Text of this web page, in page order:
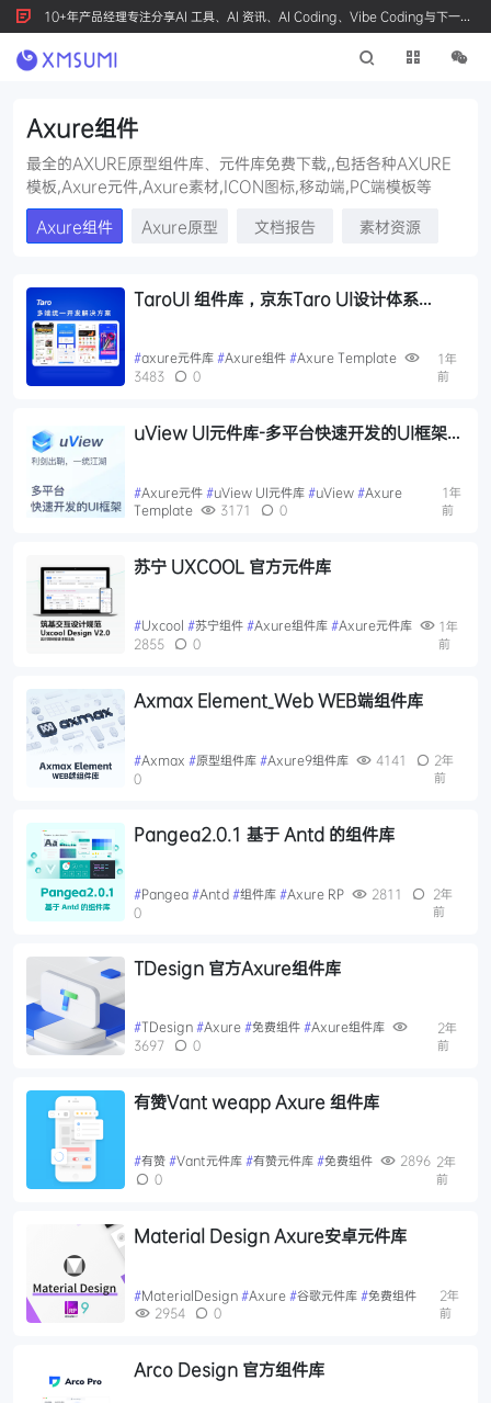
10+年产品经理专注分享AI 工具、AI 资讯、AI Coding、Vibe Coding与下一代
产品创新，按 Ctrl+D 收藏我们
Axure组件
最全的AXURE原型组件库、元件库免费下载,,包括各种AXURE
模板,Axure元件,Axure素材,ICON图标,移动端,PC端模板等
Axure组件
Axure原型 文档报告 素材资源
TaroUI 组件库，京东Taro UI设计体系
#axure元件库 #Axure组件 #Axure Template
3483
0
1年
前
uView UI元件库-多平台快速开发的UI框架
#Axure元件 #uView UI元件库 #uView #Axure
Template
3171 0
1年
前
苏宁 UXCOOL 官方元件库
#Uxcool #苏宁组件 #Axure组件库 #Axure元件库
2855
0
1年
前
Axmax Element_Web WEB端组件库
#Axmax #原型组件库 #Axure9组件库
4141
0
2年
前
Pangea2.0.1 基于 Antd 的组件库
#Pangea #Antd #组件库 #Axure RP
2811
0
2年
前
TDesign 官方Axure组件库
#TDesign #Axure #免费组件 #Axure组件库
3697
0
2年
前
有赞Vant weapp Axure 组件库
#有赞 #Vant元件库 #有赞元件库 #免费组件
2896
0
2年
前
Material Design Axure安卓元件库
#MaterialDesign #Axure #谷歌元件库 #免费组件
2954
0
2年
前
Arco Design 官方组件库